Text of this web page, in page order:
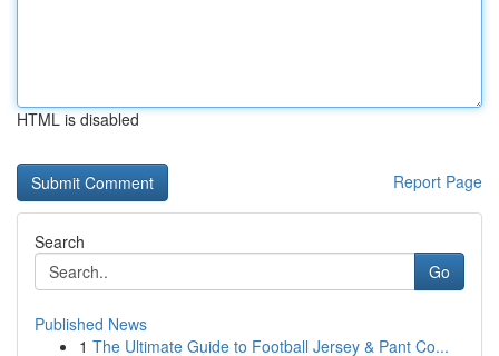
HTML is disabled
Report Page
Search
Go
Published News
1 The Ultimate Guide to Football Jersey & Pant Co...